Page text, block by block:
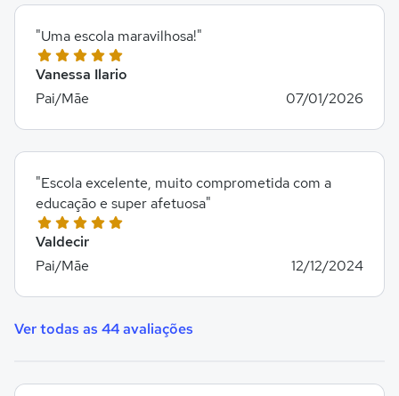
Vanessa Ilario
Pai/Mãe
07/01/2026
"Uma escola maravilhosa!"
Valdecir
Pai/Mãe
12/12/2024
"Escola excelente, muito comprometida com a
educação e super afetuosa"
Ver todas as 44 avaliações